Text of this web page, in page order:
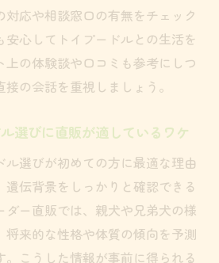
対応や相談窓口の有無をチェック
安心してトイプードルとの生活を
上の体験談や口コミも参考にしつ
の会話を重視しましょう。
選びに直販が適しているワケ
ル選びが初めての方に最適な理由
伝背景をしっかりと確認できる
ダー直販では、親犬や兄弟犬の様
来的な性格や体質の傾向を予測
。こうした情報が事前に得られる